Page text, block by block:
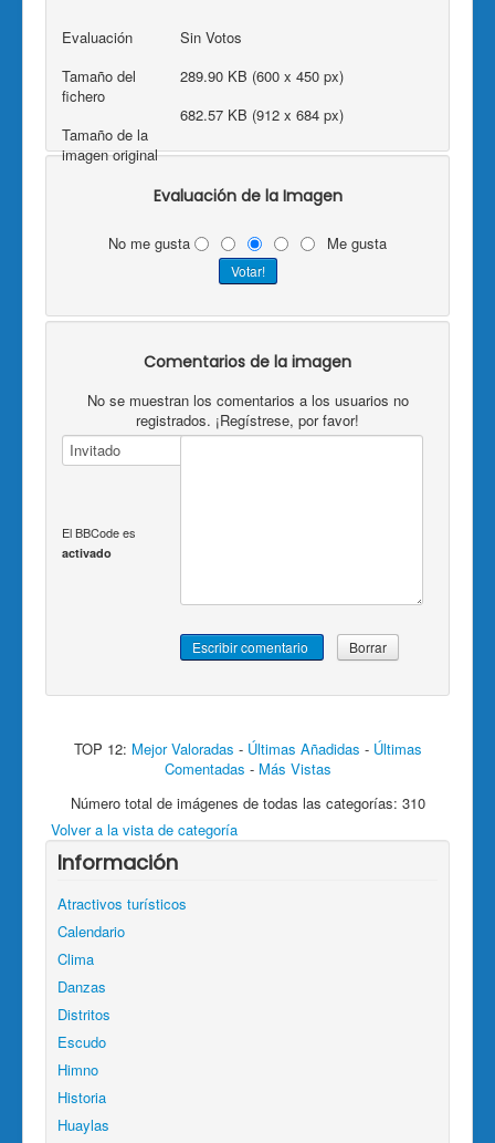
Evaluación
Sin Votos
Tamaño del
fichero
289.90 KB (600 x 450 px)
Tamaño de la
imagen original
682.57 KB (912 x 684 px)
Evaluación de la Imagen
No me gusta Me gusta
Comentarios de la imagen
No se muestran los comentarios a los usuarios no
registrados. ¡Regístrese, por favor!
El BBCode es
activado
TOP 12: Mejor Valoradas - Últimas Añadidas - Últimas
Comentadas - Más Vistas
Número total de imágenes de todas las categorías: 310
Volver a la vista de categoría
Información
Atractivos turísticos
Calendario
Clima
Danzas
Distritos
Escudo
Himno
Historia
Huaylas